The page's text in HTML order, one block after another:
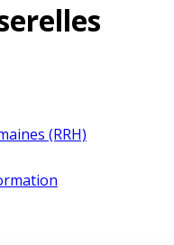
(RRH)